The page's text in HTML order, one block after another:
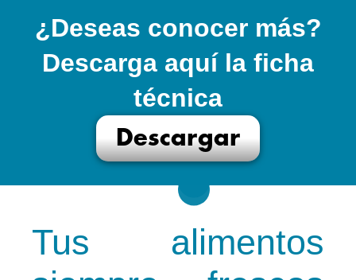
¿Deseas conocer más?
Descarga aquí la ficha
técnica
Descargar
Tus alimentos